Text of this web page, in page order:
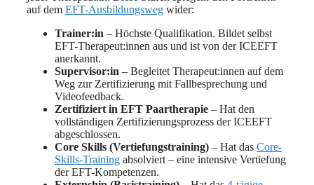
auf dem EFT-Ausbildungsweg wider:
Trainer:in – Höchste Qualifikation. Bildet selbst
EFT-Therapeut:innen aus und ist von der ICEEFT
anerkannt.
Supervisor:in – Begleitet Therapeut:innen auf dem
Weg zur Zertifizierung mit Fallbesprechung und
Videofeedback.
Zertifiziert in EFT Paartherapie – Hat den
vollständigen Zertifizierungsprozess der ICEEFT
abgeschlossen.
Core Skills (Vertiefungstraining) – Hat das Core-
Skills-Training absolviert – eine intensive Vertiefung
der EFT-Kompetenzen.